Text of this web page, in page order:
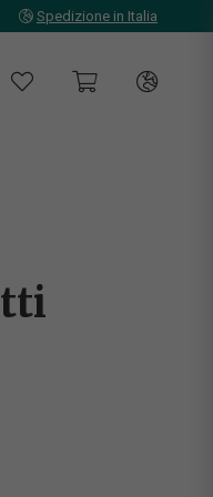
Spedizione in Italia